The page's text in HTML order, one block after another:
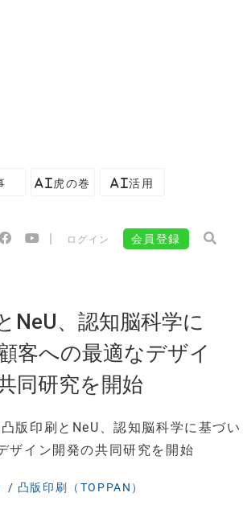
AI虎の巻 AI活用
ログイン 会員登録
NeU、認知脳科学に
客への最適なデザイ
同研究を開始
版印刷とNeU、認知脳科学に基づい
ザイン開発の共同研究を開始
/ 凸版印刷（TOPPAN）